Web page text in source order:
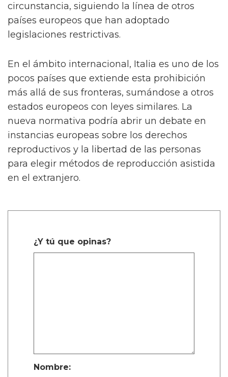
circunstancia, siguiendo la línea de otros
países europeos que han adoptado
legislaciones restrictivas.
En el ámbito internacional, Italia es uno de los
pocos países que extiende esta prohibición
más allá de sus fronteras, sumándose a otros
estados europeos con leyes similares. La
nueva normativa podría abrir un debate en
instancias europeas sobre los derechos
reproductivos y la libertad de las personas
para elegir métodos de reproducción asistida
en el extranjero.
¿Y tú que opinas?
Nombre: